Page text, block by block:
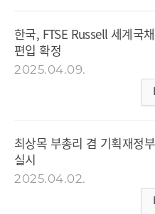
한국, FTSE Russell 세계국
편입 확정
2025.04.09.
최상목 부총리 겸 기획재정
실시
2025.04.02.